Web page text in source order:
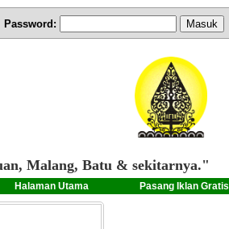
Password:
Malang, Batu & sekitarnya."
Halaman Utama Pasang Iklan Gratis